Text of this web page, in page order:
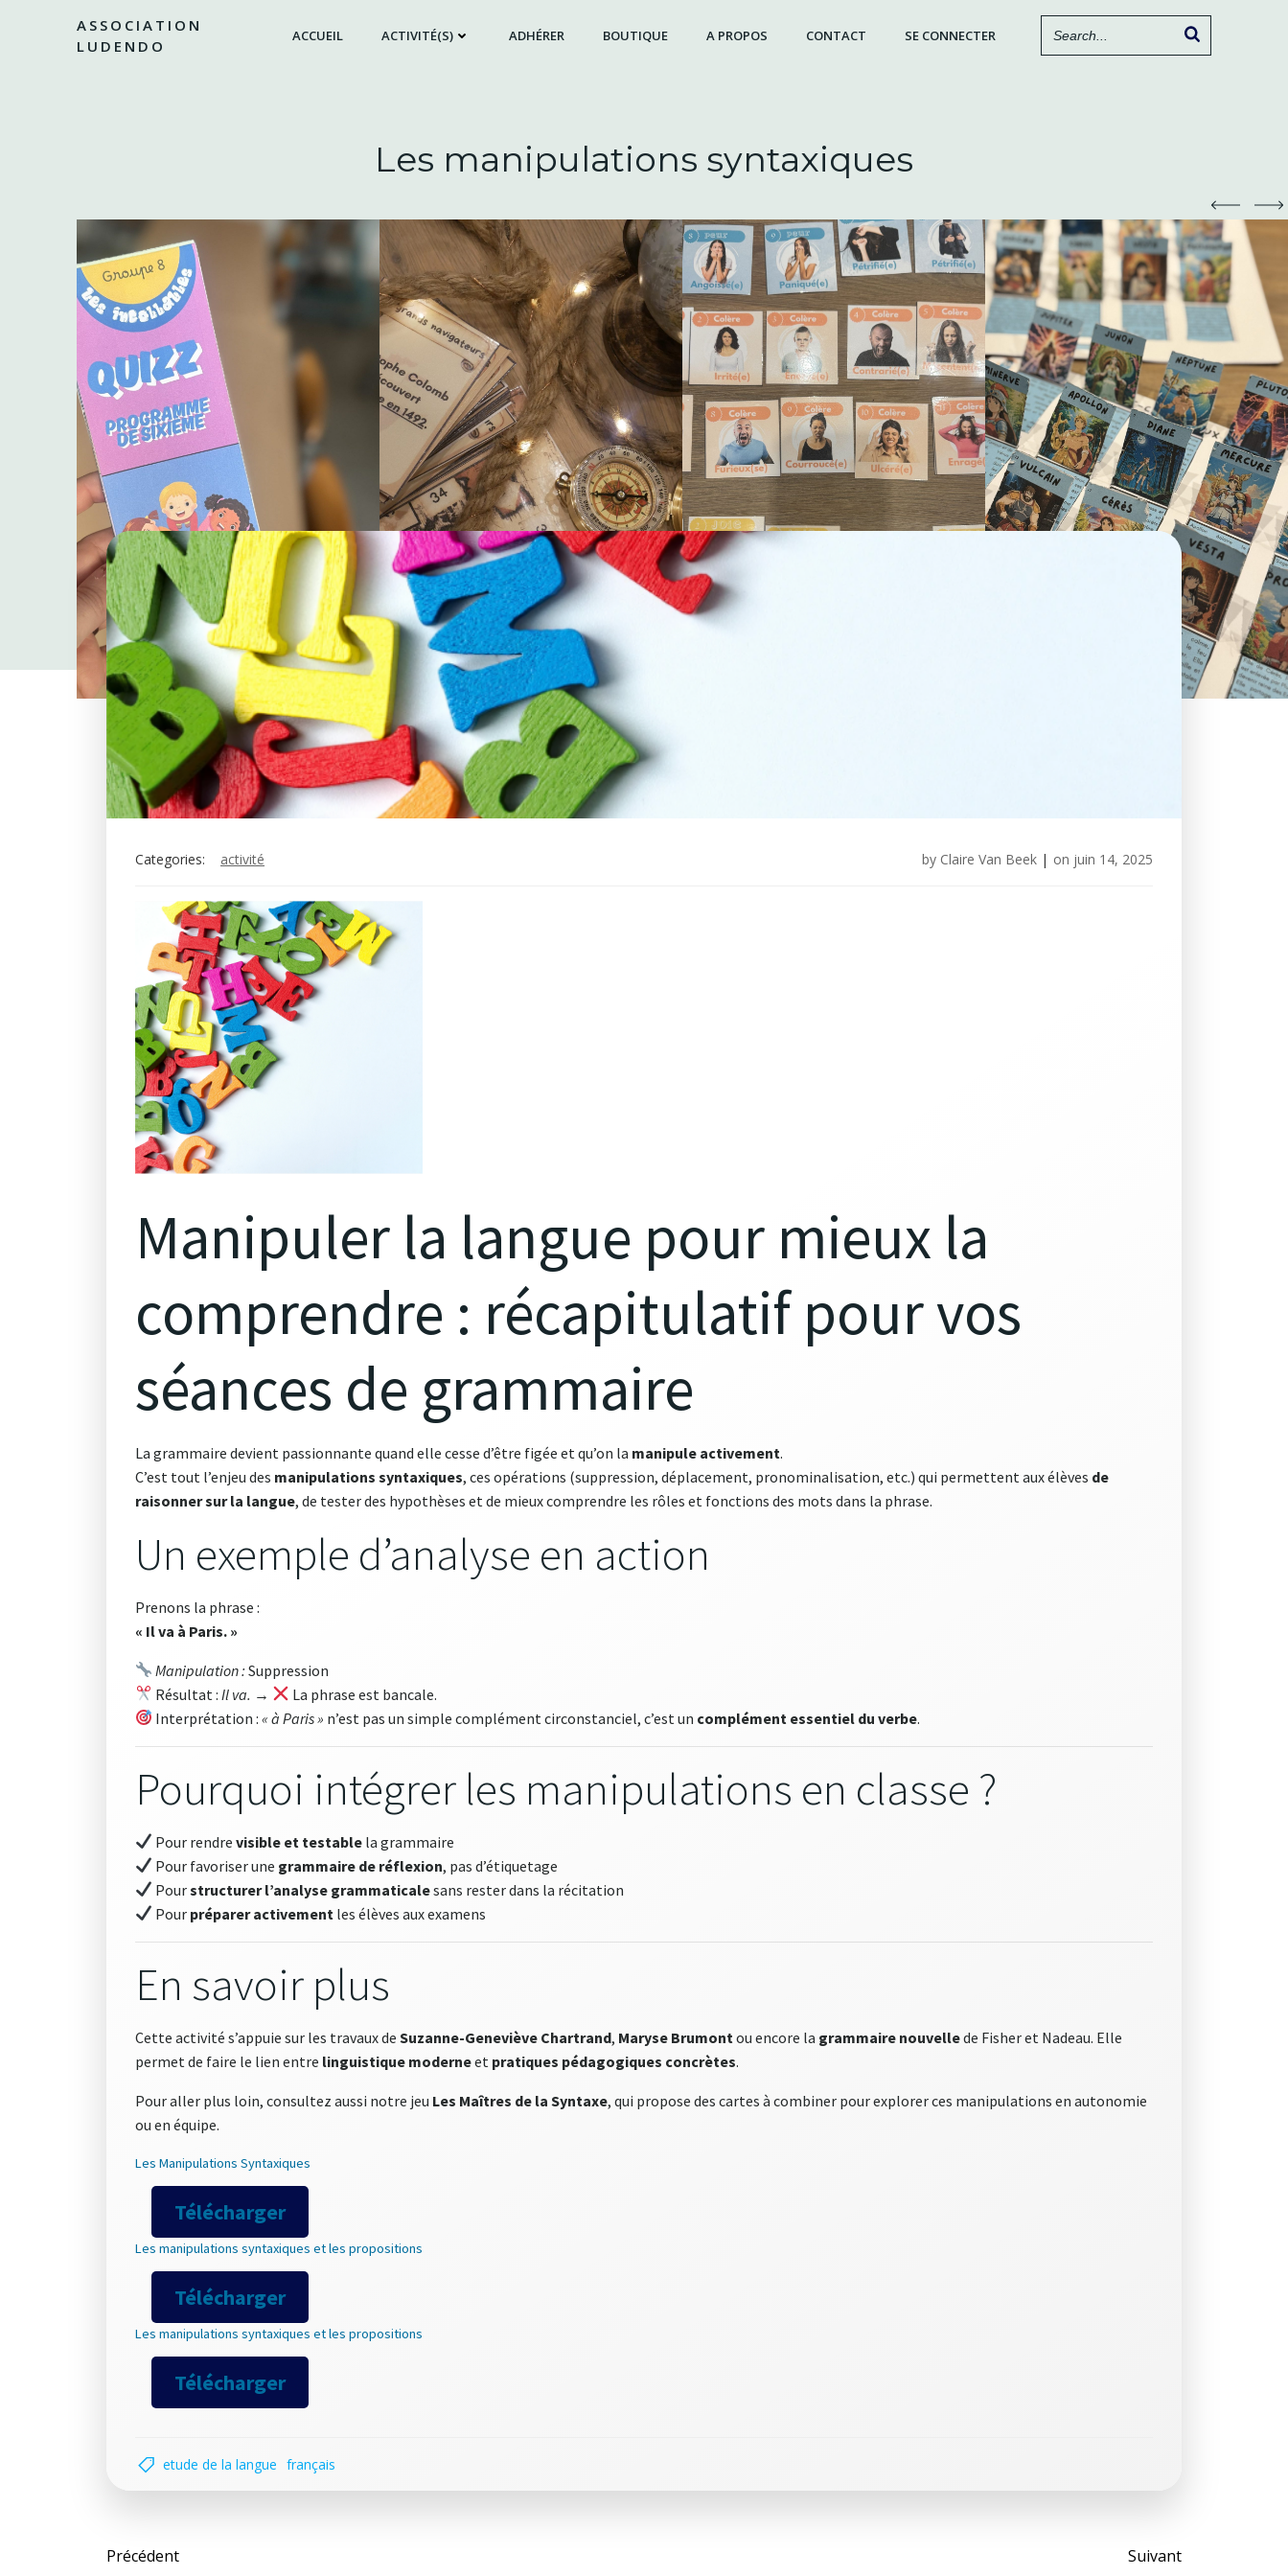
ASSOCIATION
LUDENDO
ACCUEIL ACTIVITÉ(S) ADHÉRER BOUTIQUE A PROPOS CONTACT SE CONNECTER
Les manipulations syntaxiques
Categories: activité by Claire Van Beek | on juin 14, 2025
Manipuler la langue pour mieux la
comprendre : récapitulatif pour vos
séances de grammaire
La grammaire devient passionnante quand elle cesse d’être figée et qu’on la manipule activement.
C’est tout l’enjeu des manipulations syntaxiques, ces opérations (suppression, déplacement, pronominalisation, etc.) qui permettent aux élèves de
raisonner sur la langue, de tester des hypothèses et de mieux comprendre les rôles et fonctions des mots dans la phrase.
Un exemple d’analyse en action
Prenons la phrase :
« Il va à Paris. »
Manipulation : Suppression
Résultat :Il va. →
La phrase est bancale.
Interprétation :« à Paris » n’est pas un simple complément circonstanciel, c’est un complément essentiel du verbe.
Pourquoi intégrer les manipulations en classe ?
Pour rendrevisible et testable la grammaire
Pour favoriser une grammaire de réflexion, pas d’étiquetage
Pourstructurer l’analyse grammaticalesans rester dans la récitation
Pour préparer activement les élèves aux examens
En savoir plus
Cette activité s’appuie sur les travaux de Suzanne-Geneviève Chartrand, Maryse Brumont ou encore la grammaire nouvellede Fisher et Nadeau. Elle
permet de faire le lien entre linguistique moderneet pratiques pédagogiques concrètes.
Pour aller plus loin, consultez aussi notre jeu Les Maîtres de la Syntaxe, qui propose des cartes à combiner pour explorer ces manipulations en autonomie
ou en équipe.
Les Manipulations Syntaxiques
Télécharger
Les manipulations syntaxiques et les propositions
Télécharger
Les manipulations syntaxiques et les propositions
Télécharger
etude de la langue français
Post
Précédent
Post
Suivant